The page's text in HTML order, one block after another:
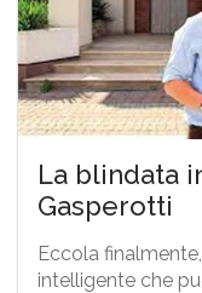
La blindata
Gasperotti
Eccola
intelligente che